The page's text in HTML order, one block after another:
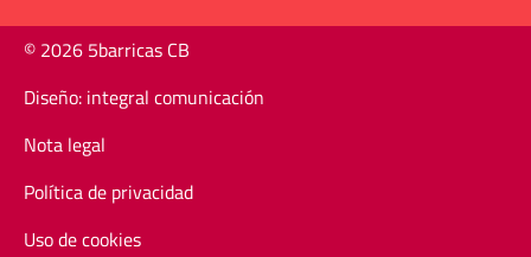
© 2026 5barricas CB
Diseño: integral comunicación
Nota legal
Política de privacidad
Uso de cookies